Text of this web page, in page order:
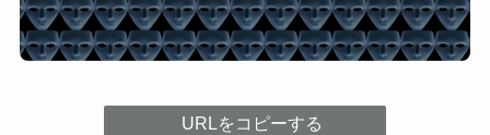
URLをコピーする